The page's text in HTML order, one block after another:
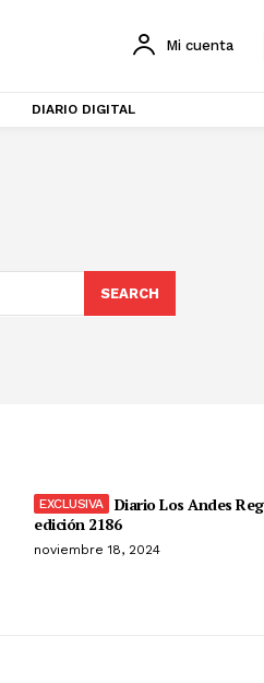
Mi cuenta
DIARIO DIGITAL
SEARCH
Diario Los Andes
edición 2186
noviembre 18, 2024